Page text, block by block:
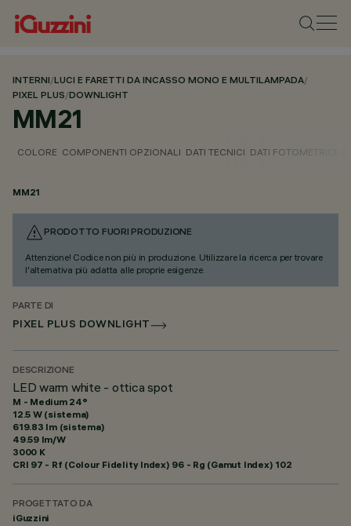
INTERNI/LUCI E FARETTI DA INCASSO MONO E MULTILAMPADA/
PIXEL PLUS/DOWNLIGHT
MM21
COLORE COMPONENTI OPZIONALI DATI TECNICI DATI FOTOMETRICI
MM21
PRODOTTO FUORI PRODUZIONE
Attenzione! Codice non più in produzione. Utilizzare la ricerca per trovare
l'alternativa più adatta alle proprie esigenze.
PARTE DI
PIXEL PLUS DOWNLIGHT
DESCRIZIONE
LED warm white - ottica spot
M - Medium 24°
12.5 W (sistema)
619.83 lm (sistema)
49.59 lm/W
3000 K
CRI 97 - Rf (Colour Fidelity Index) 96 - Rg (Gamut Index) 102
PROGETTATO DA
iGuzzini